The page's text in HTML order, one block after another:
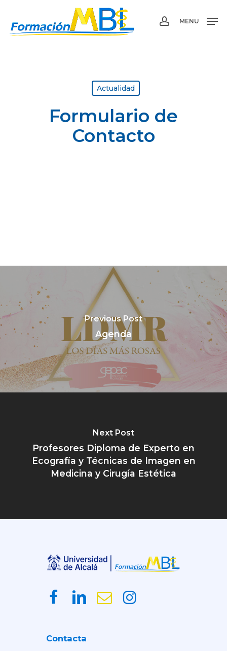
main
account
MENU
Actualidad
Formulario de
Contacto
Previous Post
Agenda
Next Post
Profesores Diploma de Experto en
Ecografía y Técnicas de Imagen en
Medicina y Cirugía Estética
Contacta